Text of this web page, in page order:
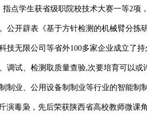
点学生获省级职院校技术大赛一等2
公开辟表《基于方针检测的机械臂分
技无限公司等省外100多家企业成立了
调试、检测取质量查验,次要培育可以
制业、公用设备制制业等行业的智能
演毒枭，先后荣获陕西省高校教师微